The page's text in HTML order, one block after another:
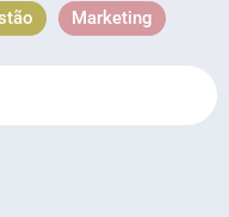
Marketing